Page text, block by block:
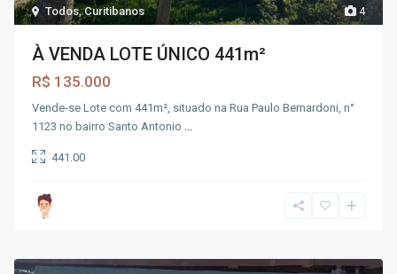
4
Todos,Curitibanos
À VENDA LOTE ÚNICO 441m²
R$ 135.000
Vende-se Lote com 441m², situado na Rua Paulo Bernardoni, n°
1123 no bairro Santo Antonio ...
441.00